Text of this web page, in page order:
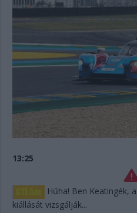
13:25
Hűha! Ben Keatingék,
kiállását vizsgálják...